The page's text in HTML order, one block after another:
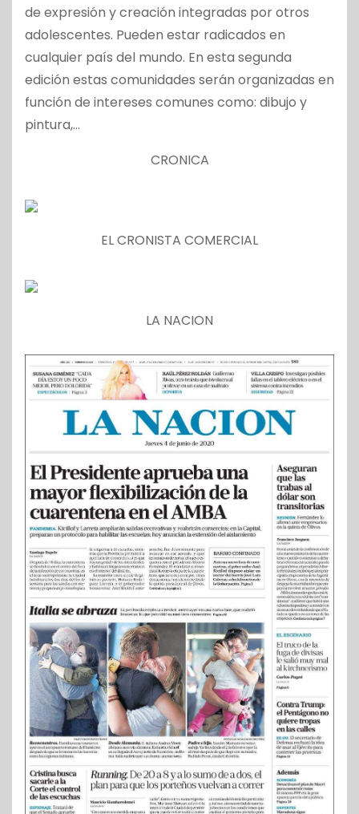
de expresión y creación integradas por otros
adolescentes. Pueden estar radicados en
cualquier país del mundo. En esta segunda
edición estas comunidades serán organizadas en
función de intereses comunes como: dibujo y
pintura,…
CRONICA
EL CRONISTA COMERCIAL
LA NACION